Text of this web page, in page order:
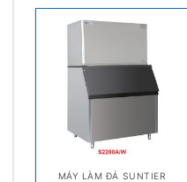
MÁY LÀM ĐÁ SUNTIER